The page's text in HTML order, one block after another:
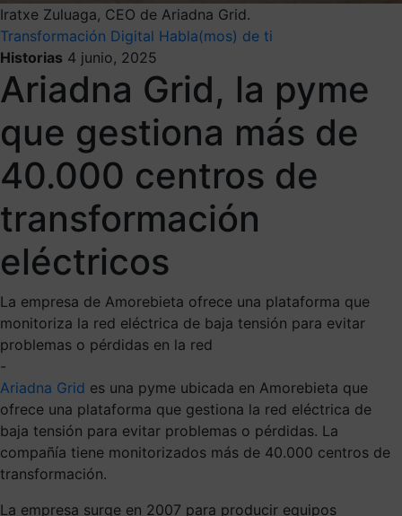
Iratxe Zuluaga, CEO de Ariadna Grid.
Transformación Digital Habla(mos) de ti
Historias 4 junio, 2025
Ariadna Grid, la pyme
que gestiona más de
40.000 centros de
transformación
eléctricos
La empresa de Amorebieta ofrece una plataforma que
monitoriza la red eléctrica de baja tensión para evitar
problemas o pérdidas en la red
-
Ariadna Grid es una pyme ubicada en Amorebieta que
ofrece una plataforma que gestiona la red eléctrica de
baja tensión para evitar problemas o pérdidas. La
compañía tiene monitorizados más de 40.000 centros de
transformación.
La empresa surge en 2007 para producir equipos